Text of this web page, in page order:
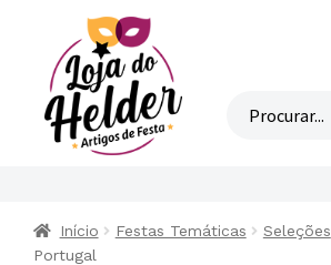
Início Festas Temáticas Seleções
Portugal